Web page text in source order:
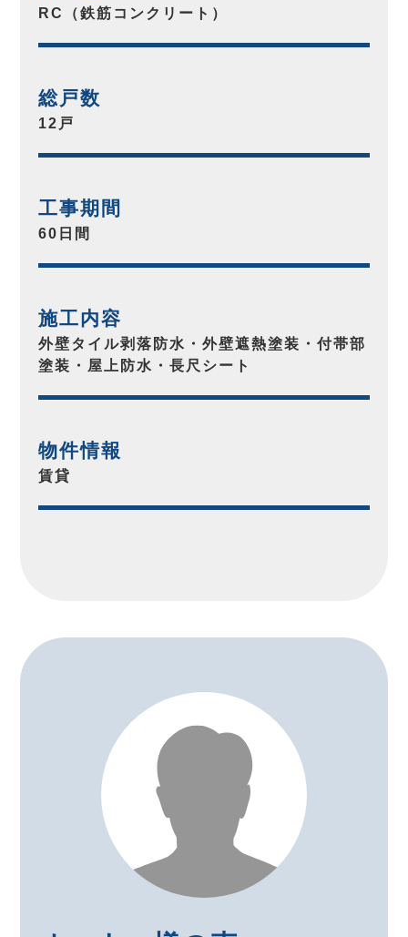
RC（鉄筋コンクリート）
総戸数
12戸
工事期間
60日間
施工内容
外壁タイル剥落防水・外壁遮熱塗装・付帯部
塗装・屋上防水・長尺シート
物件情報
賃貸